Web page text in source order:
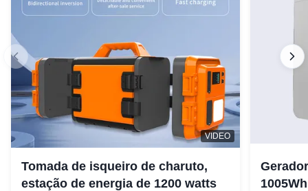
VIDEO
Tomada de isqueiro de charuto,
estação de energia de 1200 watts